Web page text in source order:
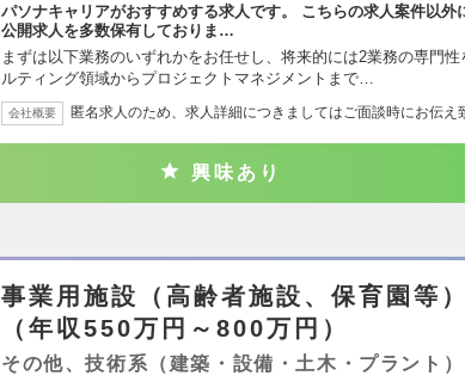
パソナキャリアがおすすめする求人です。 こちらの求人案件以外
公開求人を多数保有しておりま…
まずは以下業務のいずれかをお任せし、将来的には2業務の専門性
ルティング領域からプロジェクトマネジメントまで…
会社概要 匿名求人のため、求人詳細につきましてはご面談時にお伝え
興味あり
事業用施設（高齢者施設、保育園等
（年収550万円～800万円）
その他、技術系（建築・設備・土木・プラント）